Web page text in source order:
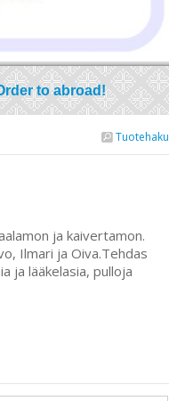
to abroad!
Tuotehaku
ja kaivertamon.
Ilmari ja Oiva.Tehdas
ja lääkelasia, pulloja